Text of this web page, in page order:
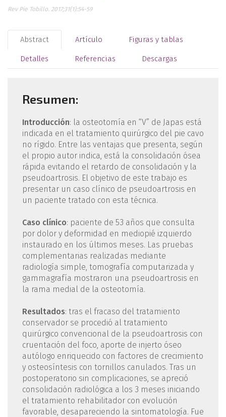
Rev Pie Tobillo. 2017;31(1):54-59
Abstract Artículo Figuras y tablas
Detalles Referencias Descargas
Resumen:
Introducción: la osteotomía en “V” de Japas está
indicada en el tratamiento quirúrgico del pie cavo
no rígido. Entre las ventajas que presenta, según
el propio autor indica, está la consolidación ósea
rápida evitando el retardo de consolidación y la
pseudoartrosis. El objetivo de este trabajo es
presentar un caso clínico de pseudoartrosis en
un paciente tratado con esta técnica.
Caso clínico: paciente de 53 años que consulta
por dolor y deformidad en mediopié izquierdo
instaurado en los últimos meses. Las pruebas
complementarias realizadas mediante
radiología simple, tomografía computarizada y
gammagrafía mostraron una pseudoartrosis en
la rama medial de la osteotomía.
Resultados: tras el fracaso del tratamiento
conservador se procedió al tratamiento
quirúrgico convencional de la pseudoartrosis con
cruentación del foco, aporte de injerto óseo
autólogo enriquecido con factores de crecimiento
y osteosíntesis con tornillos canulados. Tras un
postoperatorio sin complicaciones, se apreció
consolidación radiológica a los 3 meses iniciando
el tratamiento rehabilitador con evolución
favorable, desapareciendo la sintomatología. Fue